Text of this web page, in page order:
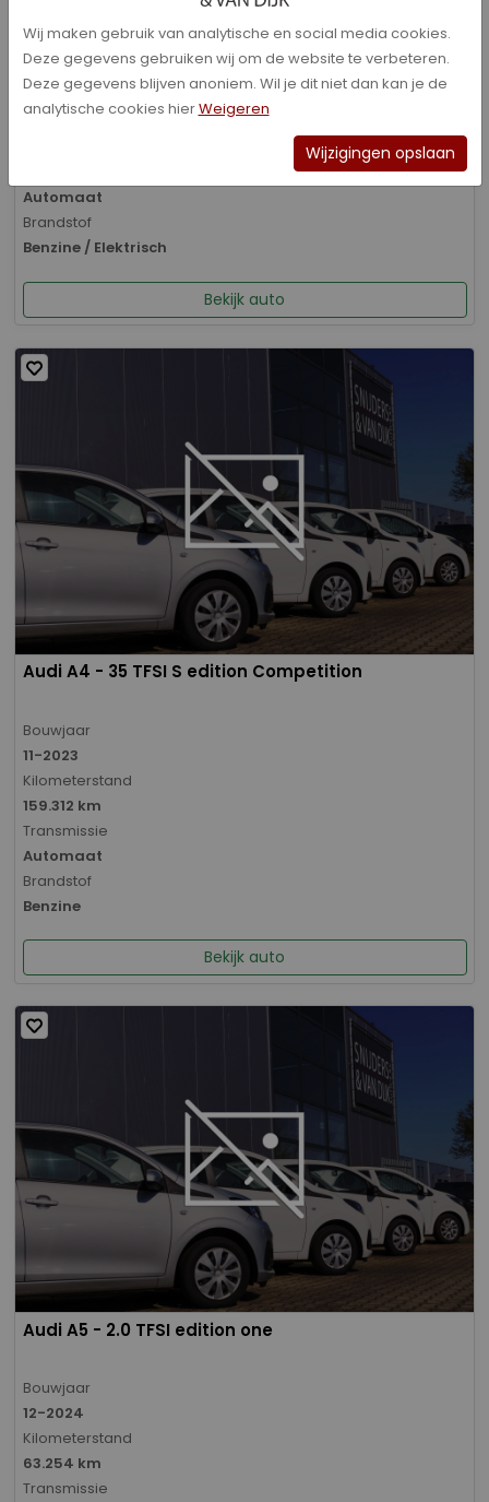
Audi A3 - Sportback 40 TFSI e Advanced edition
Bouwjaar
01-2026
Kilometerstand
Automaat
Brandstof
Benzine / Elektrisch
Bekijk auto
Audi A4 - 35 TFSI S edition Competition
Bouwjaar
11-2023
Kilometerstand
159.312 km
Transmissie
Automaat
Brandstof
Benzine
Bekijk auto
Audi A5 - 2.0 TFSI edition one
Bouwjaar
12-2024
Kilometerstand
63.254 km
Transmissie
Wij maken gebruik van analytische en social media cookies.
Deze gegevens gebruiken wij om de website te verbeteren.
Deze gegevens blijven anoniem. Wil je dit niet dan kan je de
analytische cookies hierWeigeren
Wijzigingen opslaan